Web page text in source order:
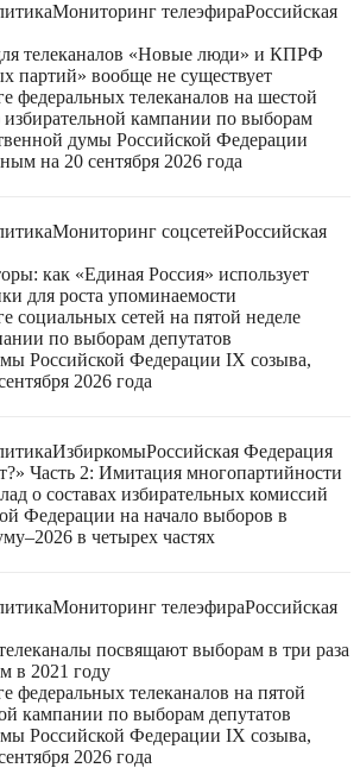
Мониторинг телеэфираРоссийская
телеканалов «Новые люди» и КПРФ
партий» вообще не существует
федеральных телеканалов на шестой
кампании по выборам
думы Российской Федерации
на 20 сентября 2026 года
Мониторинг соцсетейРоссийская
как «Единая Россия» использует
для роста упоминаемости
социальных сетей на пятой неделе
по выборам депутатов
Российской Федерации IX созыва,
2026 года
ИзбиркомыРоссийская Федерация
Часть 2: Имитация многопартийности
о составах избирательных комиссий
Федерации на начало выборов в
в четырех частях
Мониторинг телеэфираРоссийская
посвящают выборам в три раза
в 2021 году
федеральных телеканалов на пятой
кампании по выборам депутатов
Российской Федерации IX созыва,
2026 года